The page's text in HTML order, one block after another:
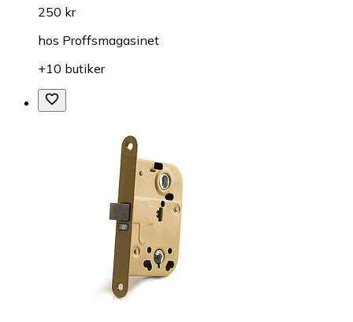
250 kr
hos Proffsmagasinet
+10 butiker